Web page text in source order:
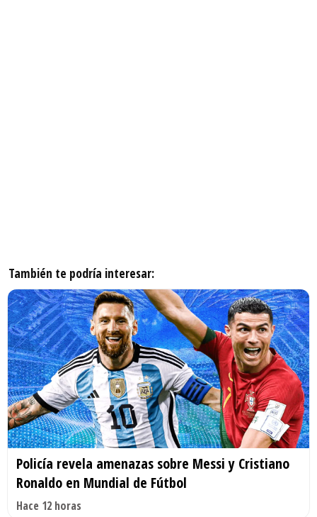
También te podría interesar:
Policía revela amenazas sobre Messi y Cristiano
Ronaldo en Mundial de Fútbol
Hace 12 horas